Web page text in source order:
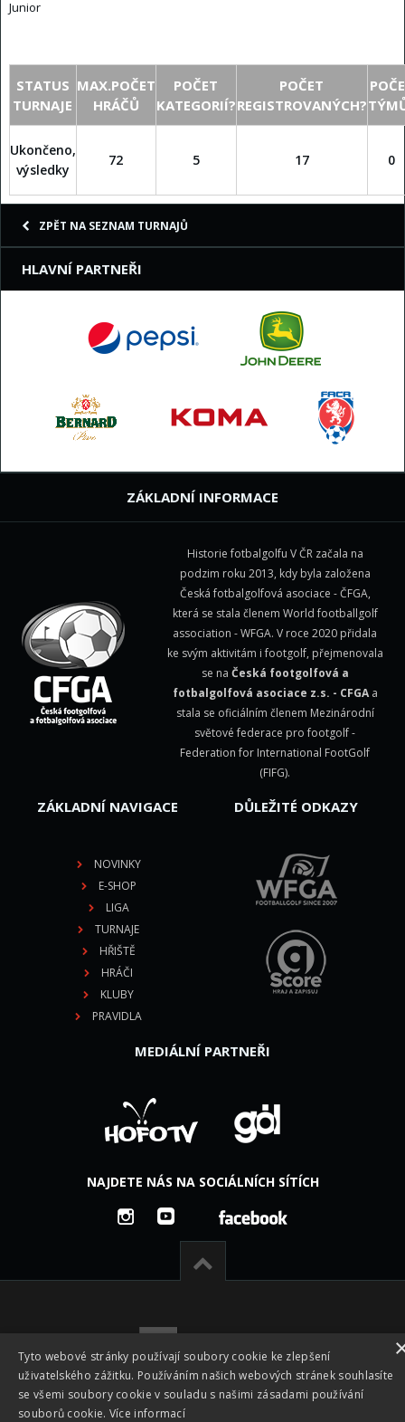
Junior
STATUS
TURNAJE
MAX.POČET
HRÁČŮ
POČET
KATEGORIÍ?
POČET
REGISTROVANÝCH?
Ukončeno,
výsledky
72 5 17 0
ZPĚT NA SEZNAM TURNAJŮ
HLAVNÍ PARTNEŘI
ZÁKLADNÍ INFORMACE
Historie fotbalgolfu V ČR začala na
podzim roku 2013, kdy byla založena
Česká fotbalgolfová asociace - ČFGA,
která se stala členem World footballgolf
association - WFGA. V roce 2020 přidala
ke svým aktivitám i footgolf, přejmenovala
se na Česká footgolfová a
fotbalgolfová asociace z.s. - CFGAa
stala se oficiálním členem Mezinárodní
světové federace pro footgolf -
Federation for International FootGolf
(FIFG).
ZÁKLADNÍ NAVIGACE
NOVINKY
E-SHOP
LIGA
TURNAJE
HŘIŠTĚ
HRÁČI
KLUBY
PRAVIDLA
DŮLEŽITÉ ODKAZY
MEDIÁLNÍ PARTNEŘI
NAJDETE NÁS NA SOCIÁLNÍCH SÍTÍCH
Tyto webové stránky používají soubory cookie ke zlepšení
uživatelského zážitku. Používáním našich webových stránek souhlasíte
se všemi soubory cookie v souladu s našimi zásadami používání
souborů cookie. Více informací